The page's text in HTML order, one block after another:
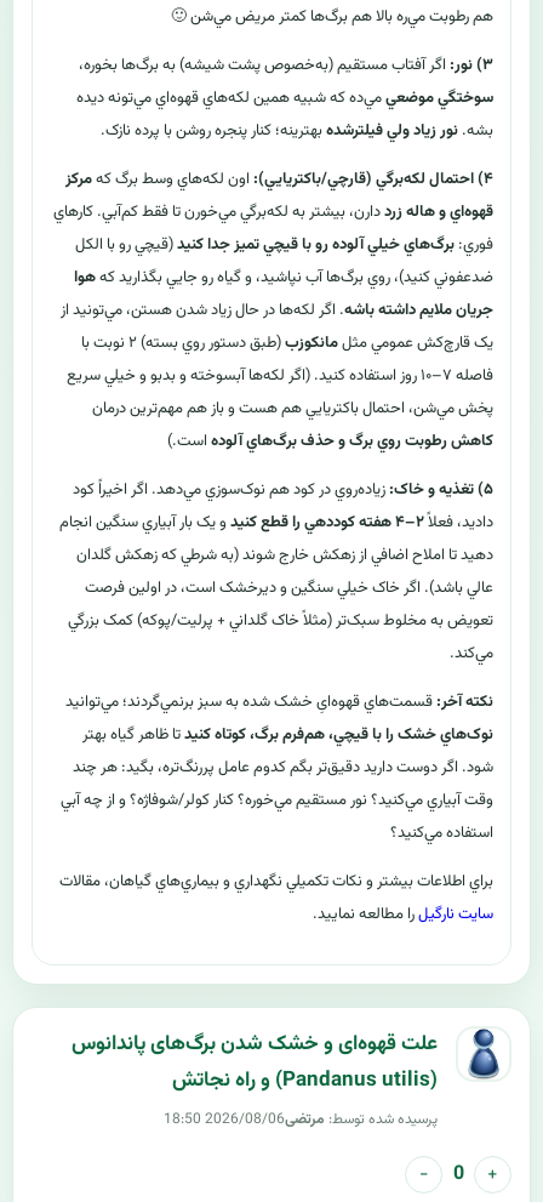
هم رطوبت مي‌ره بالا هم برگ‌ها کمتر مريض مي‌شن 🙂
۳) نور:
اگر آفتاب مستقيم (به‌خصوص پشت شيشه) به برگ‌ها بخوره،
سوختگي موضعيمي‌ده که شبيه همين لکه‌هاي قهوه‌اي مي‌تونه ديده
بشه. نور زياد ولي فيلترشدهبهترينه؛ کنار پنجره روشن با پرده نازک.
۴) احتمال لکه‌برگي (قارچي/باکتريايي):
اون لکه‌هاي وسط برگ کهمرکز
قهوه‌اي و هاله زرددارن، بيشتر به لکه‌برگي مي‌خورن تا فقط کم‌آبي. کارهاي
فوري: برگ‌هاي خيلي آلوده رو با قيچي تميز جدا کنيد(قيچي رو با الکل
ضدعفوني کنيد)، روي برگ‌ها آب نپاشيد، و گياه رو جايي بگذاريد کههوا
جريان ملايم داشته باشه. اگر لکه‌ها در حال زياد شدن هستن، مي‌تونيد از
يک قارچ‌کش عمومي مثلمانکوزب
(طبق دستور روي بسته) ۲ نوبت با
فاصله ۷–۱۰ روز استفاده کنيد. (اگر لکه‌ها آبسوخته و بدبو و خيلي سريع
پخش مي‌شن، احتمال باکتريايي هم هست و باز هم مهم‌ترين درمان
کاهش رطوبت روي برگ و حذف برگ‌هاي آلوده است.)
۵) تغذيه و خاک:
زياده‌روي در کود هم نوک‌سوزي مي‌دهد. اگر اخيراً کود
داديد، فعلاً۲–۴ هفته کوددهي را قطع کنيد
و يک بار آبياري سنگين انجام
دهيد تا املاح اضافي از زهکش خارج شوند (به شرطي که زهکش گلدان
عالي باشد). اگر خاک خيلي سنگين و ديرخشک است، در اولين فرصت
تعويض به مخلوط سبک‌تر (مثلاً خاک گلداني + پرليت/پوکه) کمک بزرگي
مي‌کند.
نکته آخر: قسمت‌هاي قهوه‌ایِ خشک شده به سبز برنمي‌گردند؛ مي‌توانيد
نوک‌هاي خشک را با قيچي، هم‌فرم برگ، کوتاه کنيدتا ظاهر گياه بهتر
شود. اگر دوست داريد دقيق‌تر بگم کدوم عامل پررنگ‌تره، بگيد: هر چند
وقت آبياري مي‌کنيد؟ نور مستقيم مي‌خوره؟ کنار کولر/شوفاژه؟ و از چه آبي
استفاده مي‌کنيد؟
براي اطلاعات بيشتر و نکات تکميلي نگهداري و بيماري‌هاي گياهان، مقالات
سايت نارگيلرا مطالعه نماييد.
علت قهوه‌ای و خشک شدن برگ‌های پاندانوس
(Pandanus utilis) و راه نجاتش
پرسیده شده توسط: مرتضی2026/08/06 18:50
+
0
−